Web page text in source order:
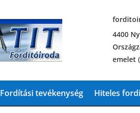
4400
emelet
Fordítási tevékenység Hiteles